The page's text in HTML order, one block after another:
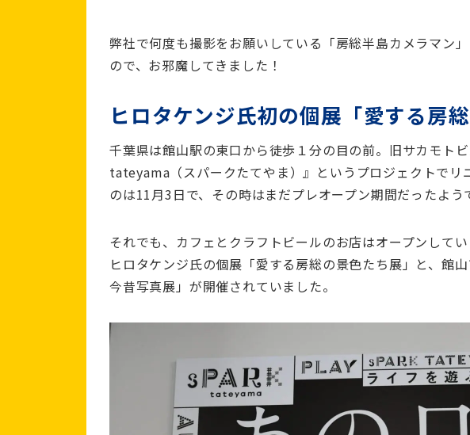
弊社で何度も撮影をお願いしている「房総半島カメラマン
ので、お邪魔してきました！
ヒロタケンジ氏初の個展「愛する房総
千葉県は館山駅の東口から徒歩１分の目の前。旧サカモト
tateyama（スパークたてやま）』というプロジェクトでリ
のは11月3日で、その時はまだプレオープン期間だったよう
それでも、カフェとクラフトビールのお店はオープンして
ヒロタケンジ氏の個展「愛する房総の景色たち展」と、館
今昔写真展」が開催されていました。